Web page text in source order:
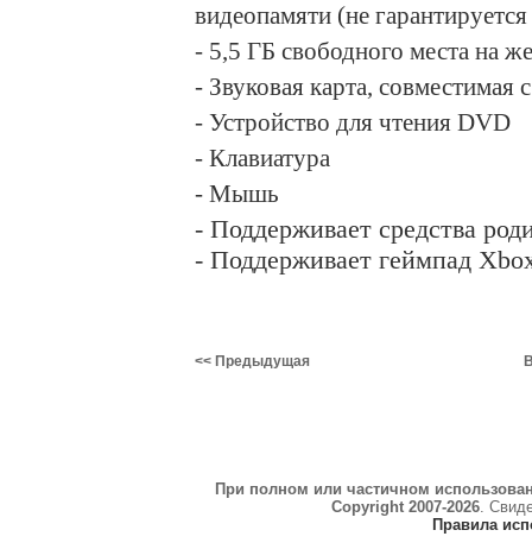
видеопамяти (не
- 5,5 ГБ свободного места на
- Звуковая карта, совместимая
- Устройство для чтения DVD
- Клавиатура
- Мышь
- Поддерживает средства
- Поддерживает геймпад
<< Предыдущая
При полном или частичном
Copyright 2007-2026.
Правила